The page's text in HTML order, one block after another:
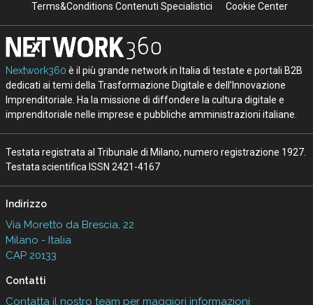
Terms&Conditions Contenuti Specialistici Cookie Center
Nextwork360 è il più grande network in Italia di testate e portali B2B
dedicati ai temi della Trasformazione Digitale e dell’Innovazione
Imprenditoriale. Ha la missione di diffondere la cultura digitale e
imprenditoriale nelle imprese e pubbliche amministrazioni italiane.
Testata registrata al Tribunale di Milano, numero registrazione 1927.
Testata scientifica ISSN 2421-4167
Indirizzo
Via Moretto da Brescia, 22
Milano - Italia
CAP 20133
Contatti
Contatta il nostro team per maggiori informazioni